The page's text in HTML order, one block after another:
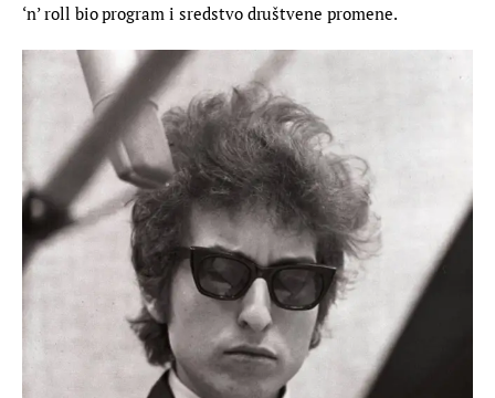
‘n’ roll bio program i sredstvo društvene promene.